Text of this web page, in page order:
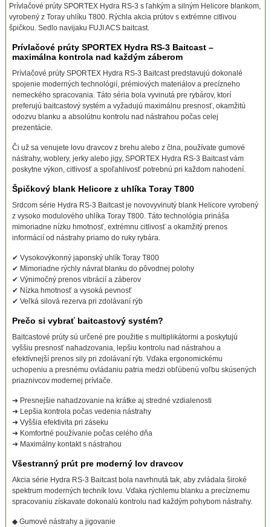
Prívlačové prúty SPORTEX Hydra RS-3 s ľahkým a silným Helicore blankom,
vyrobený z Toray uhlíku T800. Rýchla akcia prútov s extrémne citlivou
špičkou. Sedlo navijaku FUJI ACS baitcast.
Prívlačové prúty SPORTEX Hydra RS-3 Baitcast –
maximálna kontrola nad každým záberom
Prívlačové prúty SPORTEX Hydra RS-3 Baitcast predstavujú dokonalé
spojenie moderných technológií, prémiových materiálov a precízneho
nemeckého spracovania. Táto séria bola vyvinutá pre rybárov, ktorí
preferujú baitcastový systém a vyžadujú maximálnu presnosť, okamžitú
odozvu blanku a absolútnu kontrolu nad nástrahou počas celej
prezentácie.
Či už sa venujete lovu dravcov z brehu alebo z člna, používate gumové
nástrahy, woblery, jerky alebo jigy, SPORTEX Hydra RS-3 Baitcast vám
poskytne výkon, citlivosť a spoľahlivosť potrebnú pri každom nahodení.
Špičkový blank Helicore z uhlíka Toray T800
Srdcom série Hydra RS-3 Baitcast je novovyvinutý blank Helicore vyrobený
z vysoko modulového uhlíka Toray T800. Táto technológia prináša
mimoriadne nízku hmotnosť, extrémnu citlivosť a okamžitý prenos
informácií od nástrahy priamo do ruky rybára.
✔ Vysokovýkonný japonský uhlík Toray T800
✔ Mimoriadne rýchly návrat blanku do pôvodnej polohy
✔ Výnimočný prenos vibrácií a záberov
✔ Nízka hmotnosť a vysoká pevnosť
✔ Veľká silová rezerva pri zdolávaní rýb
Prečo si vybrať baitcastový systém?
Baitcastové prúty sú určené pre použitie s multiplikátormi a poskytujú
vyššiu presnosť nahadzovania, lepšiu kontrolu nad nástrahou a
efektívnejší prenos sily pri zdolávaní rýb. Vďaka ergonomickému
uchopeniu a presnému ovládaniu patria medzi obľúbenú voľbu skúsených
priaznivcov modernej prívlače.
➜ Presnejšie nahadzovanie na krátke aj stredné vzdialenosti
➜ Lepšia kontrola počas vedenia nástrahy
➜ Vyššia efektivita pri záseku
➜ Komfortné používanie počas celého dňa
➜ Maximálny kontakt s nástrahou
Všestranný prút pre moderný lov dravcov
Akcia série Hydra RS-3 Baitcast bola navrhnutá tak, aby zvládala široké
spektrum moderných techník lovu. Vďaka rýchlemu blanku a precíznemu
spracovaniu získavate dokonalú kontrolu nad každým pohybom nástrahy.
◆ Gumové nástrahy a jigovanie